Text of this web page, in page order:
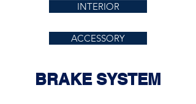
INTERIOR
ACCESSORY
BRAKE SYSTEM